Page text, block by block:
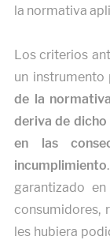
la normativa
Los criterios
un instrumento
de la
deriva de
en las
incumplimiento
garantizado
consumidores,
les hubiera